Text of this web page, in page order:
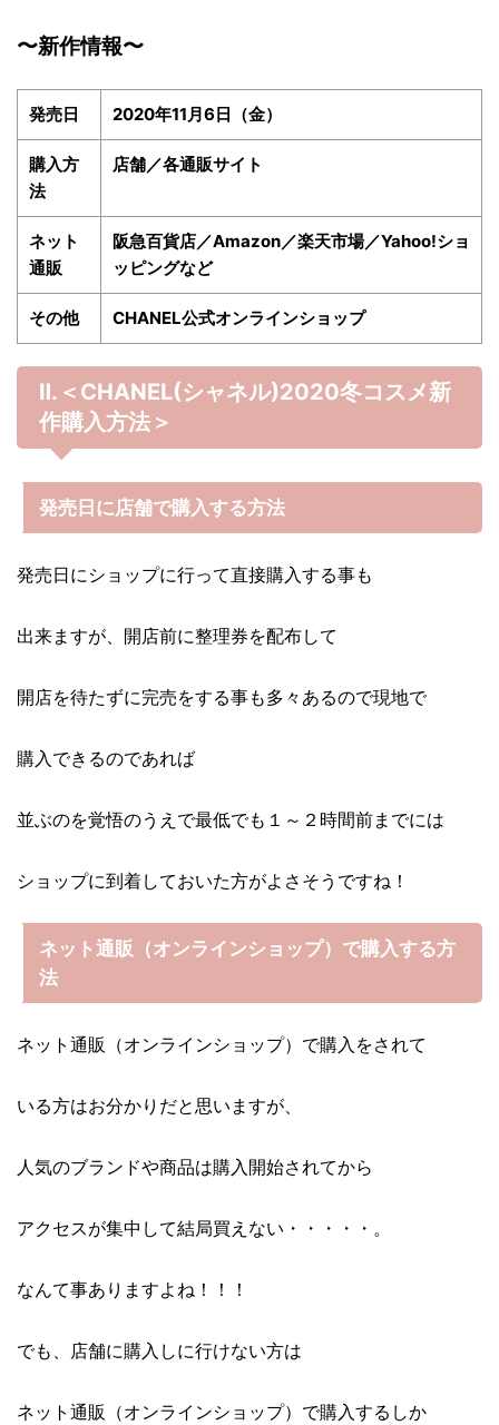
〜新作情報〜
発売日 2020年11月6日（金）
購入方
法
店舗／各通販サイト
ネット
通販
阪急百貨店／Amazon／楽天市場／Yahoo!ショ
ッピングなど
その他 CHANEL公式オンラインショップ
Ⅱ.＜CHANEL(シャネル)2020冬コスメ新
作購入方法＞
発売日に店舗で購入する方法
発売日にショップに行って直接購入する事も
出来ますが、開店前に整理券を配布して
開店を待たずに完売をする事も多々あるので現地で
購入できるのであれば
並ぶのを覚悟のうえで最低でも１～２時間前までには
ショップに到着しておいた方がよさそうですね！
ネット通販（オンラインショップ）で購入する方
法
ネット通販（オンラインショップ）で購入をされて
いる方はお分かりだと思いますが、
人気のブランドや商品は購入開始されてから
アクセスが集中して結局買えない・・・・・。
なんて事ありますよね！！！
でも、店舗に購入しに行けない方は
ネット通販（オンラインショップ）で購入するしか